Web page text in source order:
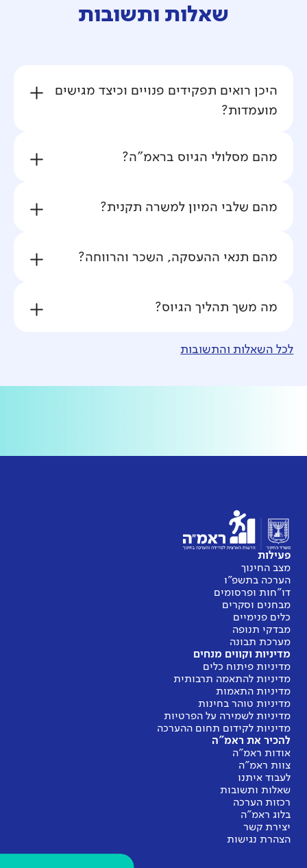
שאלות ותשובות
היכן רואים תפקידים פנויים וכיצד מגישים
מועמדות?
מהם מסלולי הגיוס בראמ"ה?
מהם שלבי המיון למשרה תקנית?
מהם תנאי ההעסקה, השכר והרווחה?
מה משך תהליך הגיוס?
לכל השאלות והתשובות
פעילות
מצב החינוך
הערכה בתשפ"ו
דו"חות ופרסומים
מבחנים וסקרים
כלים פנימיים
מבדקי תנופה
מערכת תבונה
מדיניות וקווים מנחים
מדיניות פיתוח כלים
מדיניות להתאמה תרבותית
מדיניות התאמות
מדיניות טוהר בחינות
מדיניות לשמירה על הפרטיות
מדיניות לקידום תחום ההערכה
להכיר את ראמ"ה
אודות ראמ"ה
צוות ראמ"ה
לעבוד איתנו
שאלות ותשובות
רכזות הערכה
בלוג ראמ"ה
יצירת קשר
הצהרת נגישות